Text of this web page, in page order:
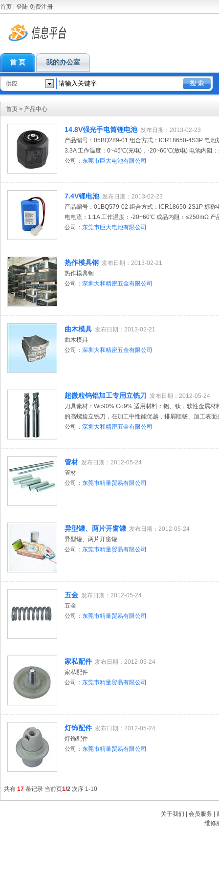
首页 登陆 免费注册
首 页 我的办公室
供应
首页 > 产品中心
14.8V强光手电筒锂电池 发布日期：2013-02-23
产品编号：05BQ289-01 组合方式：ICR18650-4S3P 电
3.3A 工作温度：0~45℃(充电)，-20~60℃(放电) 电池内阻
公司： 东莞市巨大电池有限公司
7.4V锂电池 发布日期：2013-02-23
产品编号：01BQ579-02 组合方式：ICR18650-2S1P 标
电电流：1.1A 工作温度：-20~60℃ 成品内阻：≤250mΩ 产
公司： 东莞市巨大电池有限公司
热作模具钢 发布日期：2013-02-21
热作模具钢
公司： 深圳大和精密五金有限公司
曲木模具 发布日期：2013-02-21
曲木模具
公司： 深圳大和精密五金有限公司
超微粒钨铝加工专用立铣刀 发布日期：2012-05-24
刀具素材：Wc90% Co9% 适用材料：铝、钛，软性金属
的高螺旋立铣刀，在加工中性能优越，排屑顺畅、加工表
公司： 深圳大和精密五金有限公司
管材 发布日期：2012-05-24
管材
公司： 东莞市精量贸易有限公司
异型罐、两片开窗罐 发布日期：2012-05-24
异型罐、两片开窗罐
公司： 东莞市精量贸易有限公司
五金 发布日期：2012-05-24
五金
公司： 东莞市精量贸易有限公司
家私配件 发布日期：2012-05-24
家私配件
公司： 东莞市精量贸易有限公司
灯饰配件 发布日期：2012-05-24
灯饰配件
公司： 东莞市精量贸易有限公司
共有17 条记录 当前页1/2 次序 1-10
关于我们 会员服务
维修